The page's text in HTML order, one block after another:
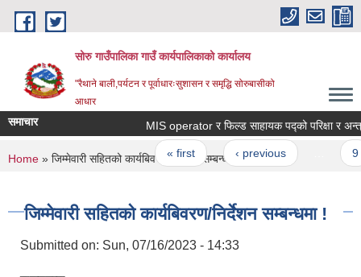
Skip to main content
सोरु गाउँपालिका गाउँ कार्यपालिकाको कार्यालय
"रैथाने बाली,पर्यटन र पूर्वाधारःसुशासन र समृद्धि सोरुबासीको
आधार
समाचार MIS operator र फिल्ड साहायक पद्को परिक्षा र
Pages
« first ‹ previous
You are here
Home » जिम्मेवारी सहितको कार्यबिवरण/निर्देशन सम्बन्धमा !
जिम्मेवारी सहितको कार्यबिवरण/निर्देशन सम्बन्धमा !
Submitted on: Sun, 07/16/2023 - 14:33